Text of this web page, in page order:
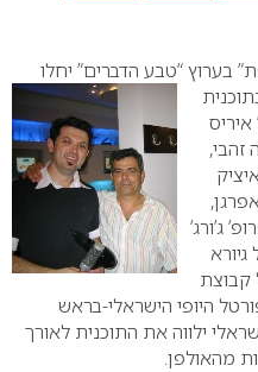
בערוץ “טבע הדברים” יחלו
זהבי,
ג’ורג’
קבוצת
היופי הישראלי-בראש
ילווה את התוכנית לאורך
מהאולפן.